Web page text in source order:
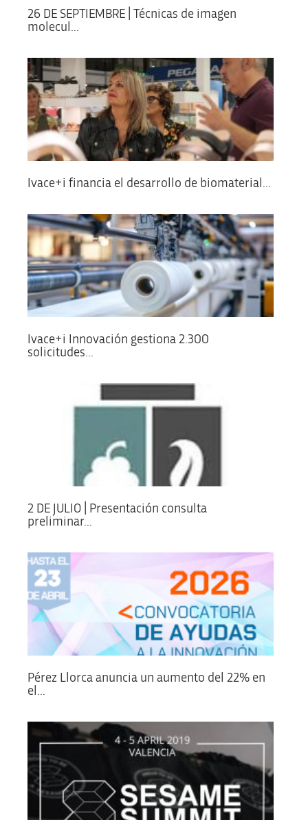
26 DE SEPTIEMBRE | Técnicas de imagen
molecul...
Ivace+i financia el desarrollo de biomaterial...
Ivace+i Innovación gestiona 2.300
solicitudes...
2 DE JULIO | Presentación consulta
preliminar...
Pérez Llorca anuncia un aumento del 22% en
el...